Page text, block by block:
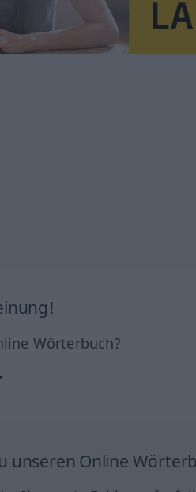
Wörterbuch?
unseren Online